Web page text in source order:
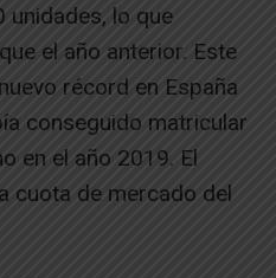
unidades, lo que
el año anterior. Este
récord en España
conseguido matricular
en el año 2019. El
cuota de mercado del